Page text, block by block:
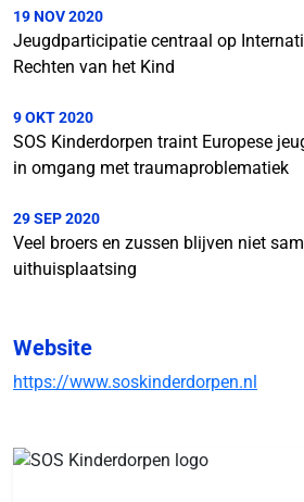
19 NOV 2020
Jeugdparticipatie centraal op
Rechten van het Kind
9 OKT 2020
SOS Kinderdorpen traint Europese
in omgang met traumaproblematiek
29 SEP 2020
Veel broers en zussen blijven niet
uithuisplaatsing
Website
https://www.soskinderdorpen.nl